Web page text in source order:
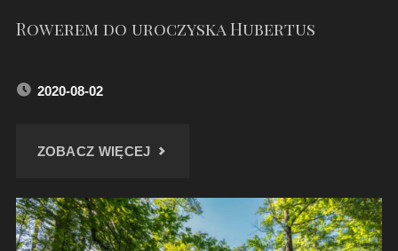
Rowerem do uroczyska Hubertus
2020-08-02
ZOBACZ WIĘCEJ"ROWEREM
UROCZYSKA